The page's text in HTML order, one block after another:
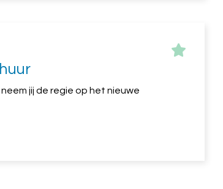
jij de regie op het nieuwe